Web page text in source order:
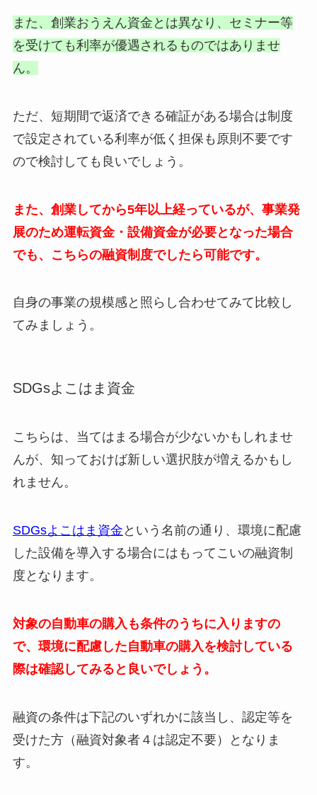
また、創業おうえん資金とは異なり、セミナー等
を受けても利率が優遇されるものではありませ
ん。
ただ、短期間で返済できる確証がある場合は制度
で設定されている利率が低く担保も原則不要です
ので検討しても良いでしょう。
また、創業してから5年以上経っているが、事業発
展のため運転資金・設備資金が必要となった場合
でも、こちらの融資制度でしたら可能です。
自身の事業の規模感と照らし合わせてみて比較し
てみましょう。
SDGsよこはま資金
こちらは、当てはまる場合が少ないかもしれませ
んが、知っておけば新しい選択肢が増えるかもし
れません。
SDGsよこはま資金 という名前の通り、環境に配慮
した設備を導入する場合にはもってこいの融資制
度となります。
対象の自動車の購入も条件のうちに入りますの
で、環境に配慮した自動車の購入を検討している
際は確認してみると良いでしょう。
融資の条件は下記のいずれかに該当し、認定等を
受けた方（融資対象者４は認定不要）となりま
す。